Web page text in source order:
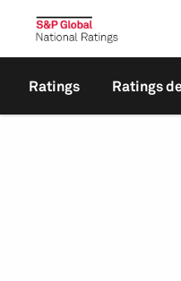
Ratings Ratings